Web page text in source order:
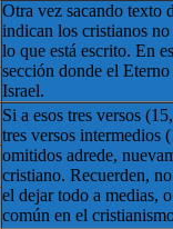
Otra vez sacando texto
indican los cristianos
lo que está escrito. En
sección donde el
Israel.
Si a esos tres versos
tres versos intermedios
omitidos adrede,
cristiano. Recuerden,
el dejar todo a medias,
común en el